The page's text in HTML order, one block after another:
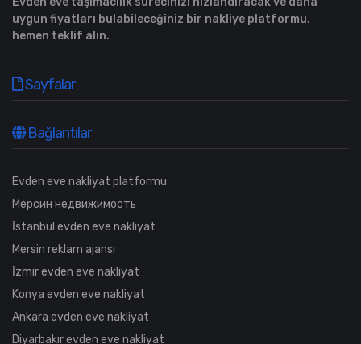
uygun fiyatları bulabileceğiniz bir nakliye platformu,
hemen teklif alın.
Sayfalar
Bağlantılar
Evden eve nakliyat platformu
Мерсин недвижимость
İstanbul evden eve nakliyat
Mersin reklam ajansı
İzmir evden eve nakliyat
Konya evden eve nakliyat
Ankara evden eve nakliyat
Diyarbakır evden eve nakliyat